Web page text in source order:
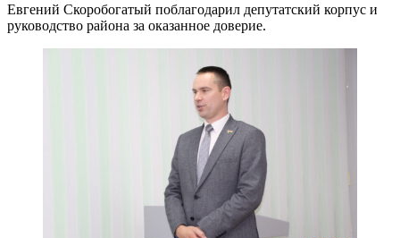
Евгений Скоробогатый поблагодарил депутатский корпус и
руководство района за оказанное доверие.